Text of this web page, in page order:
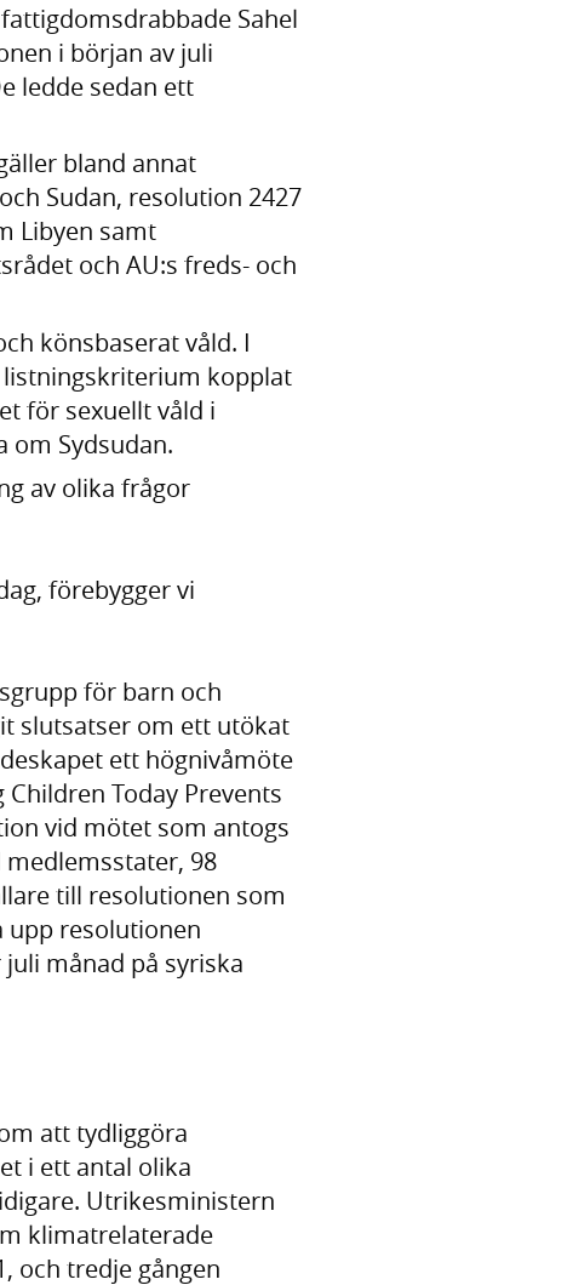
Sahel
i början av juli
ledde sedan ett
bland annat
Sudan, resolution 2427
Libyen samt
och AU:s freds- och
könsbaserat våld. I
kopplat
för sexuellt våld i
om Sydsudan.
av olika frågor
förebygger vi
för barn och
slutsatser om ett utökat
ett högnivåmöte
Today Prevents
vid mötet som antogs
98
till resolutionen som
upp resolutionen
månad på syriska
att tydliggöra
i ett antal olika
Utrikesministern
klimatrelaterade
och tredje gången